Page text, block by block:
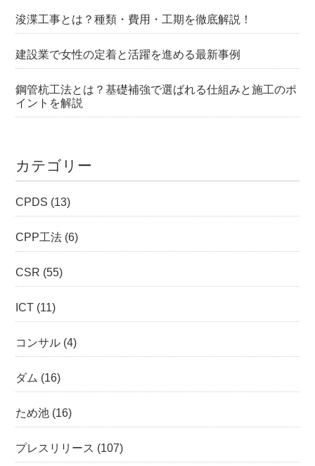
浚渫工事とは？種類・費用・工期を徹底解説！
建設業で女性の定着と活躍を進める最新事例
鋼管杭工法とは？基礎補強で選ばれる仕組みと施工のポ
イントを解説
カテゴリー
CPDS (13)
CPP工法 (6)
CSR (55)
ICT (11)
コンサル (4)
ダム (16)
ため池 (16)
プレスリリース (107)